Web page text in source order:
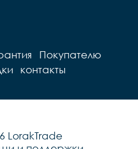
Покупателю
контакты
LorakTrade